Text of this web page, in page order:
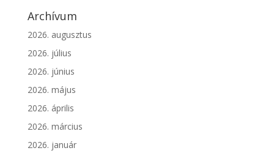
Archívum
2026. augusztus
2026. július
2026. június
2026. május
2026. április
2026. március
2026. január